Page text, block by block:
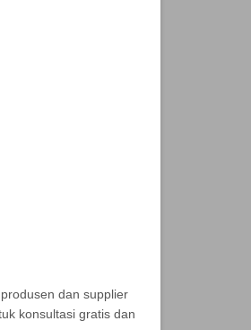
dan supplier
konsultasi gratis dan